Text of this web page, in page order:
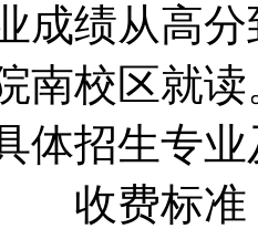
成绩从高
南校区就
招生专业
收费标准